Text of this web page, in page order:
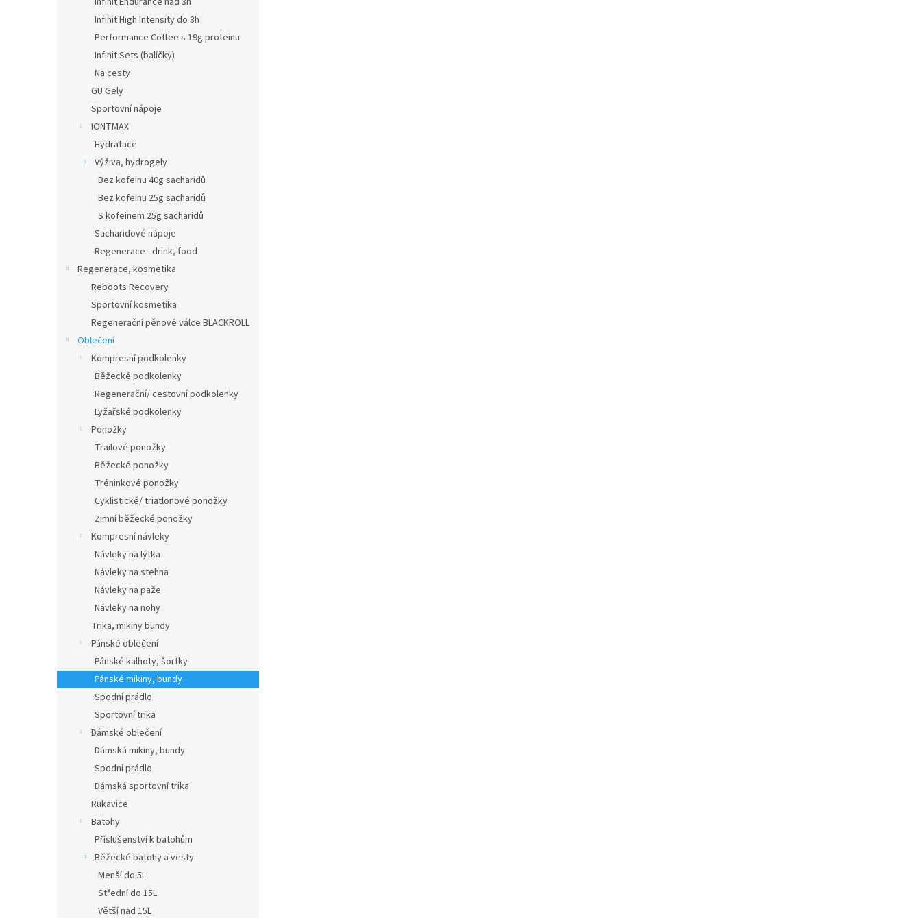
Infinit High Intensity do 3h
Performance Coffee s 19g proteinu
Infinit Sets (balíčky)
Na cesty
GU Gely
Sportovní nápoje
IONTMAX
Hydratace
Výživa, hydrogely
Bez kofeinu 40g sacharidů
Bez kofeinu 25g sacharidů
S kofeinem 25g sacharidů
Sacharidové nápoje
Regenerace - drink, food
Regenerace, kosmetika
Reboots Recovery
Sportovní kosmetika
Regenerační pěnové válce BLACKROLL
Oblečení
Kompresní podkolenky
Běžecké podkolenky
Regenerační/ cestovní podkolenky
Lyžařské podkolenky
Ponožky
Trailové ponožky
Běžecké ponožky
Tréninkové ponožky
Cyklistické/ triatlonové ponožky
Zimní běžecké ponožky
Kompresní návleky
Návleky na lýtka
Návleky na stehna
Návleky na paže
Návleky na nohy
Trika, mikiny bundy
Pánské oblečení
Pánské kalhoty, šortky
Pánské mikiny, bundy
Spodní prádlo
Sportovní trika
Dámské oblečení
Dámská mikiny, bundy
Spodní prádlo
Dámská sportovní trika
Rukavice
Batohy
Příslušenství k batohům
Běžecké batohy a vesty
Menší do 5L
Střední do 15L
Větší nad 15L